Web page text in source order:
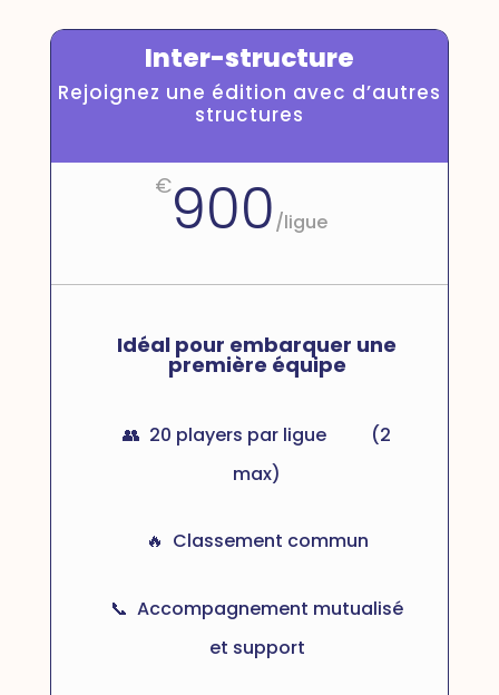
Inter-structure
Rejoignez une édition avec d’autres
structures
€900/ligue
Idéal pour embarquer une
première équipe
👥 20 players par ligue (2
max)
🔥 Classement commun
📞 Accompagnement mutualisé
et support